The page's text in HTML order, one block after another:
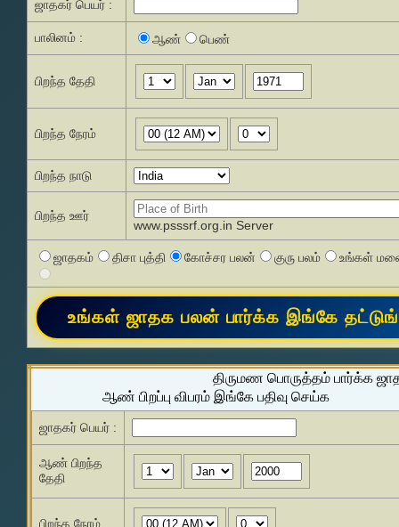
ஜாதகர் பெயர் :
பாலினம் : ஆண் பெண்
பிறந்த தேதி
பிறந்த நேரம்
பிறந்த நாடு
பிறந்த ஊர்
www.psssrf.org.in Server
ஜாதகம் திசா புத்தி கோச்சர பலன் குரு பலம் உங்கள்
திருமண பொருத்தம் பார்க்க
ஆண் பிறப்பு விபரம் இங்கே பதிவு செய்க
ஜாதகர் பெயர் :
ஆண் பிறந்த
தேதி
பிறந்த நேரம்